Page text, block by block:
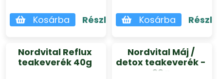
Kosárba Részletek Kosárba
Nordvital Reflux
teakeverék 40g
Nordvital Máj /
detox teakeverék -
90g